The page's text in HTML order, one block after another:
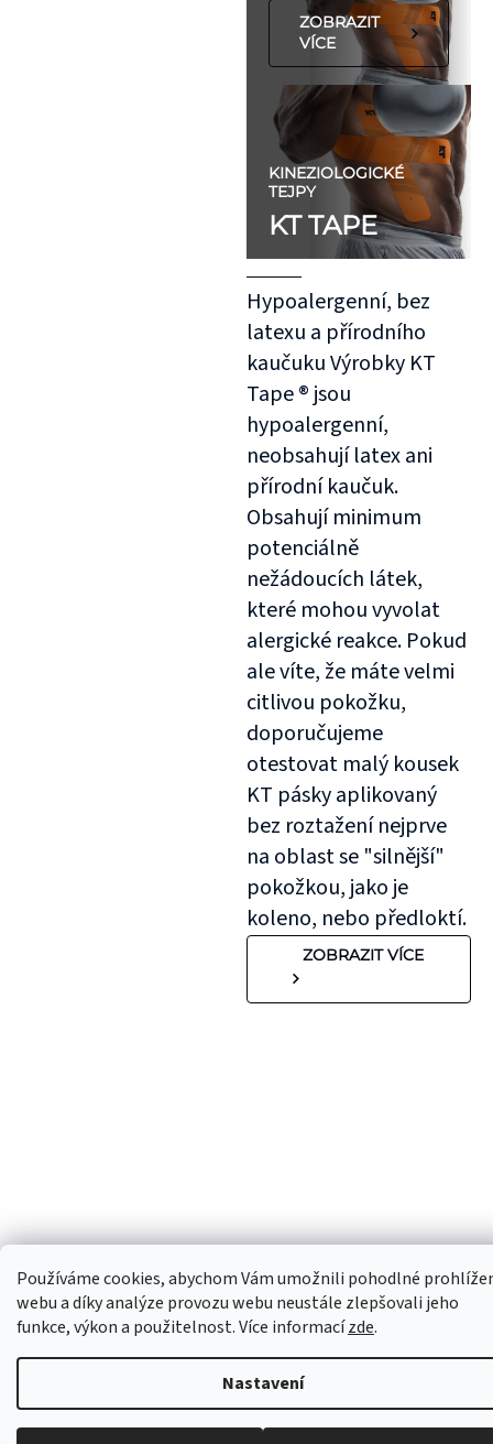
Používáme cookies, abychom Vám umožnili pohodlné
webu a díky analýze provozu webu neustále zlepšovali jeho
funkce, výkon a použitelnost. Více informacízde.
Nastavení
ZOBRAZIT
VÍCE
KINEZIOLOGICKÉ
TEJPY
KT TAPE
Hypoalergenní, bez
latexu a přírodního
kaučuku Výrobky KT
Tape ® jsou
hypoalergenní,
neobsahují latex ani
přírodní kaučuk.
Obsahují minimum
potenciálně
nežádoucích látek,
které mohou vyvolat
alergické reakce. Pokud
ale víte, že máte velmi
citlivou pokožku,
doporučujeme
otestovat malý kousek
KT pásky aplikovaný
bez roztažení nejprve
na oblast se "silnější"
pokožkou, jako je
koleno, nebo předloktí.
ZOBRAZIT VÍCE